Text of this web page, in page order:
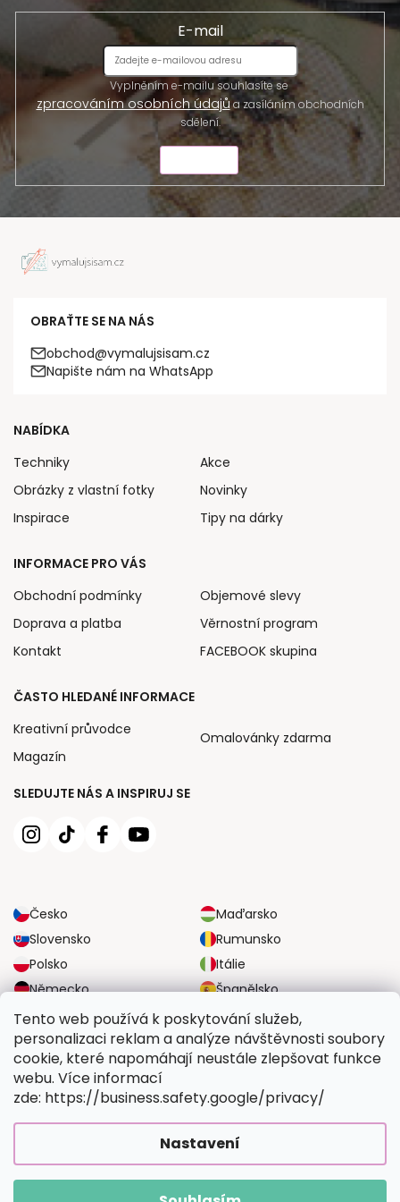
Tento web používá k poskytování služeb,
personalizaci reklam a analýze návštěvnosti soubory
cookie, které napomáhají neustále zlepšovat funkce
webu. Více informací
zde: https://business.safety.google/privacy/
Nastavení
E-mail
Vyplněním e-mailu souhlasíte se
zpracováním osobních údajůa zasíláním obchodních
sdělení.
OBRAŤTE SE NA NÁS
obchod@vymalujsisam.cz
Napište nám na WhatsApp
SLEDUJTE NÁS A INSPIRUJ SE
Česko
Maďarsko
Slovensko
Rumunsko
Polsko
Itálie
Německo
Španělsko
Velká Británie
Rakousko
NABÍDKA
Techniky
Obrázky z vlastní fotky
Inspirace
Akce
Novinky
Tipy na dárky
INFORMACE PRO VÁS
Obchodní podmínky
Doprava a platba
Kontakt
Objemové slevy
Věrnostní program
FACEBOOK skupina
ČASTO HLEDANÉ INFORMACE
Kreativní průvodce
Magazín
Omalovánky zdarma
SPOLEHLIVÉ MOŽNOSTI DOPRAVY
BEZPEČNÉ MOŽNOSTI PLATBY